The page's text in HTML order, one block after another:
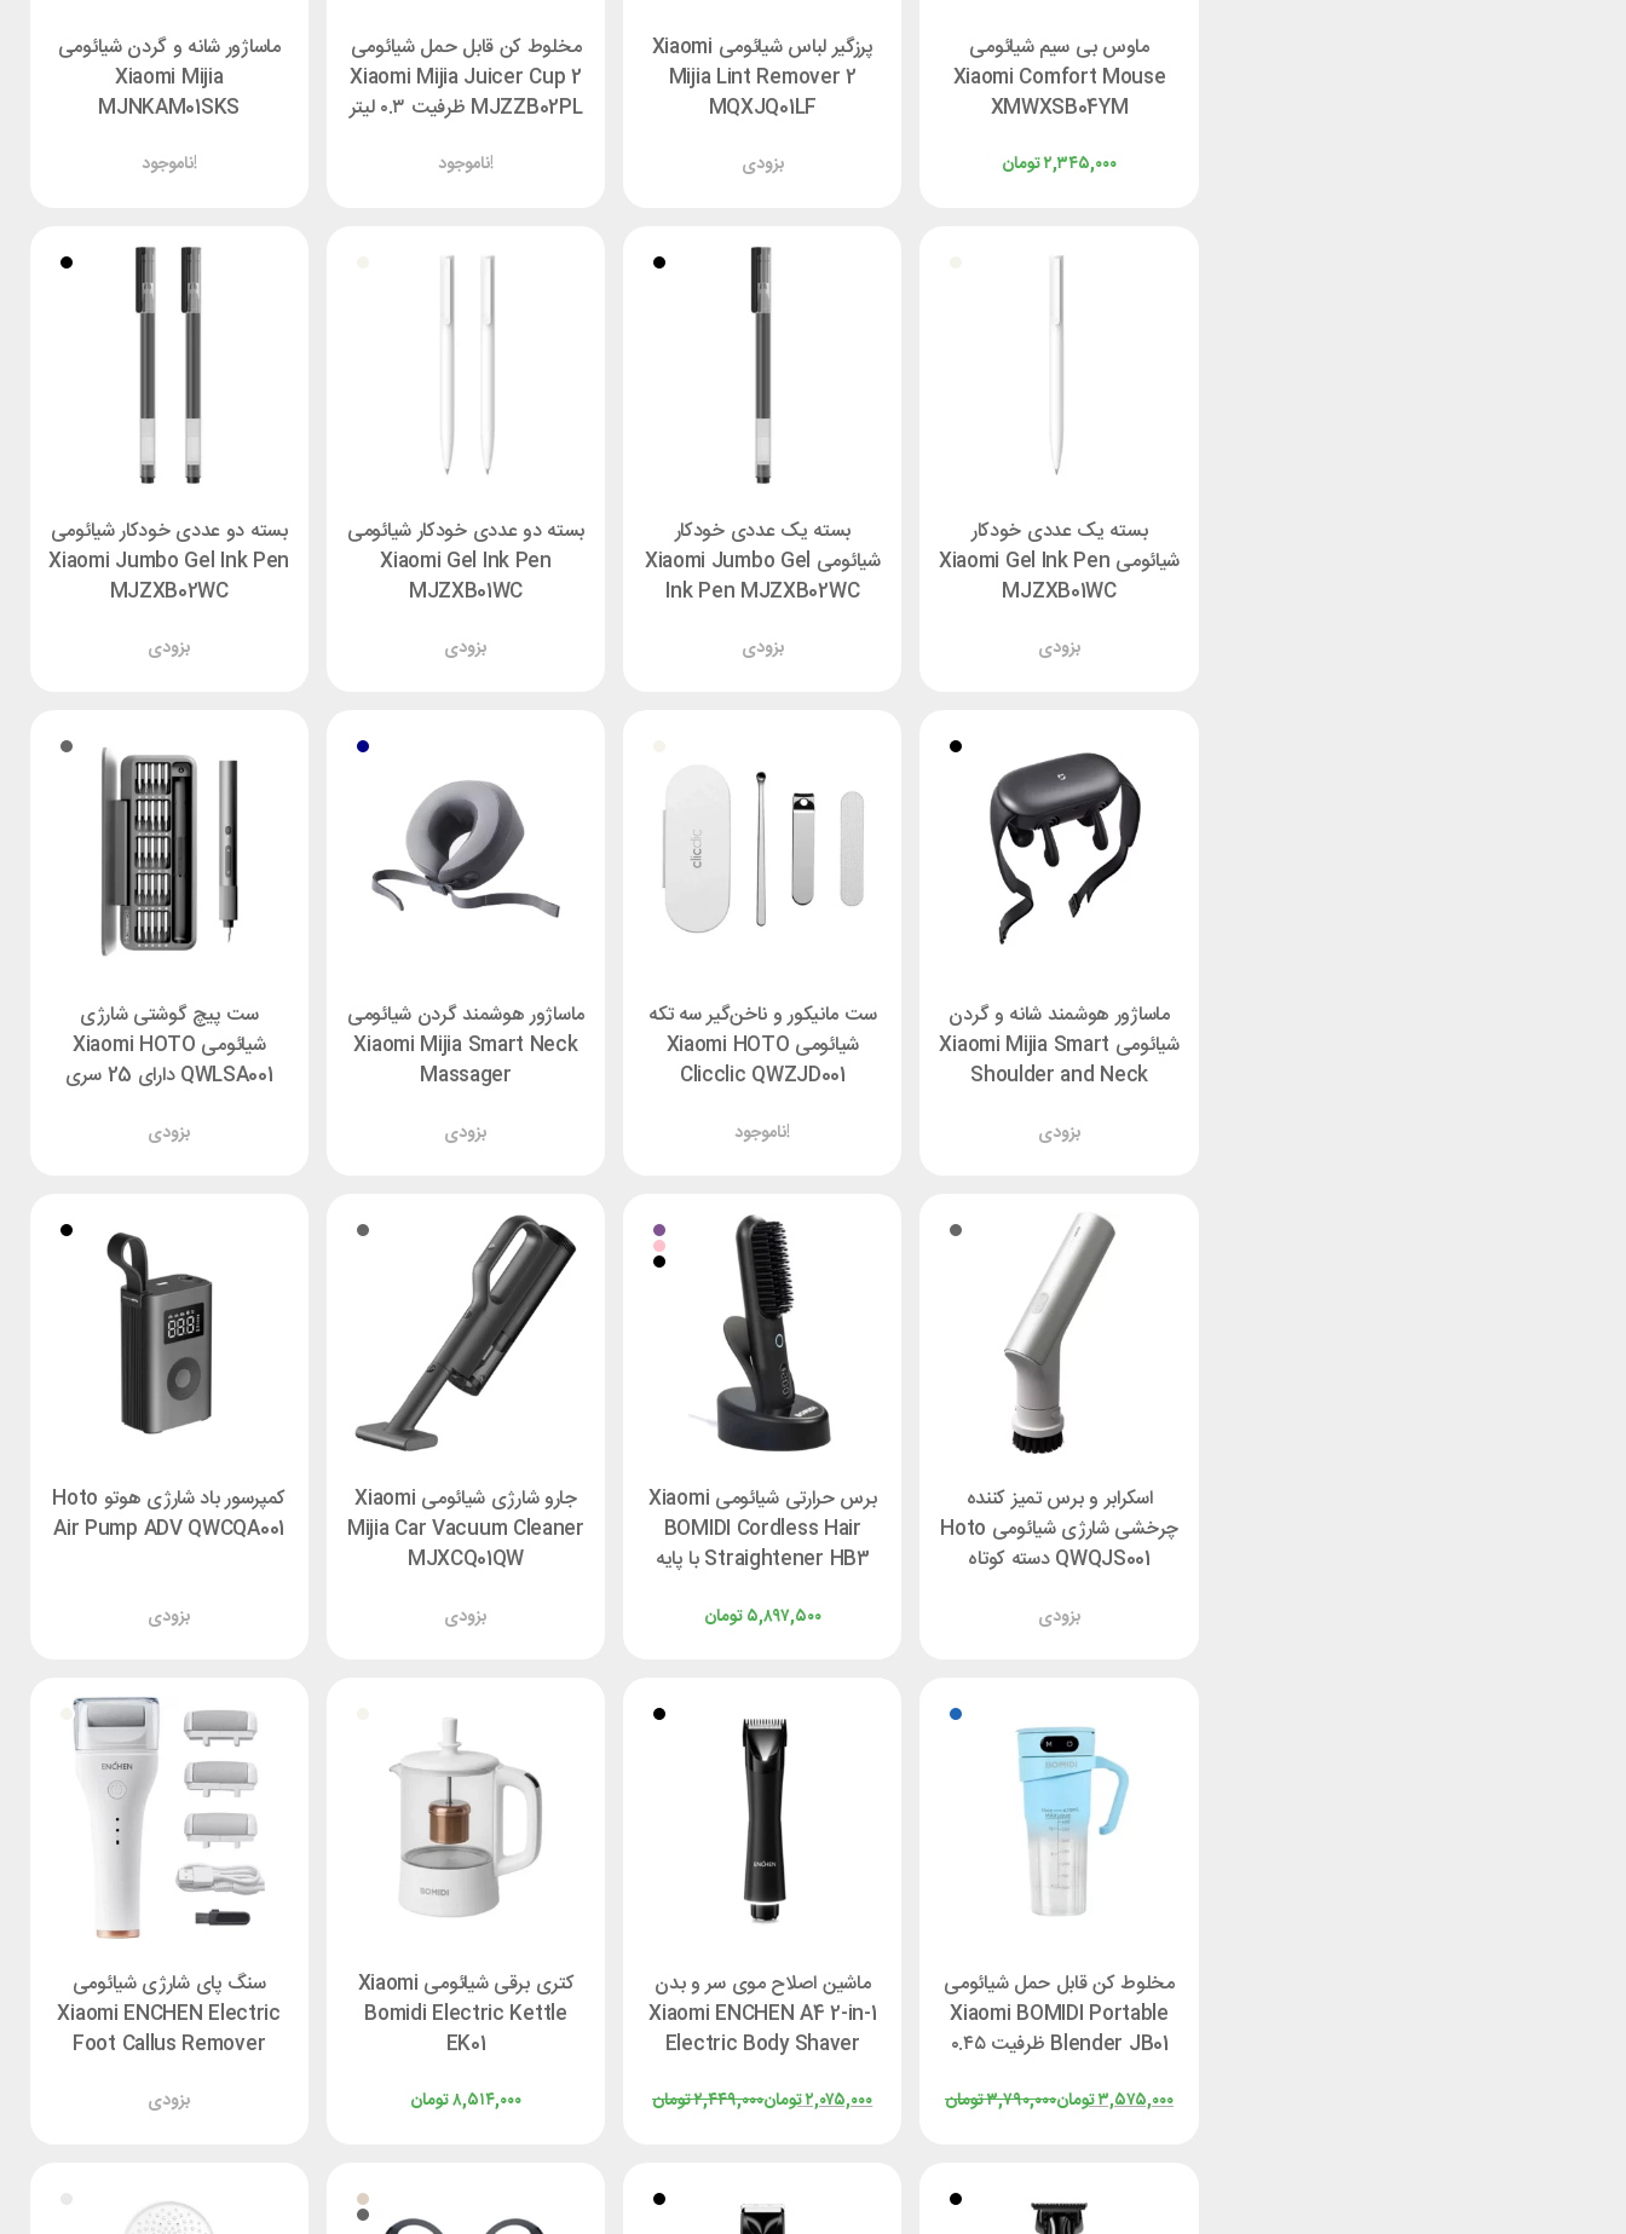
ماوس بی‌ سیم شیائومی
Xiaomi Comfort Mouse
XMWXSB04YM
تومان۲,۳۴۵,۰۰۰
پرزگیر لباس شیائومی Xiaomi
Mijia Lint Remover 2
MQXJQ01LF
بزودی
مخلوط کن قابل حمل شیائومی
Xiaomi Mijia Juicer Cup 2
MJZZB02PL ظرفیت ۰.۳ لیتر
ناموجود!
ماساژور شانه و گردن شیائومی
Xiaomi Mijia
MJNKAM01SKS
ناموجود!
بسته یک عددی خودکار
شیائومی Xiaomi Gel Ink Pen
MJZXB01WC
بزودی
بسته یک عددی خودکار
شیائومی Xiaomi Jumbo Gel
Ink Pen MJZXB02WC
بزودی
بسته دو عددی خودکار شیائومی
Xiaomi Gel Ink Pen
MJZXB01WC
بزودی
بسته دو عددی خودکار شیائومی
Xiaomi Jumbo Gel Ink Pen
MJZXB02WC
بزودی
ماساژور هوشمند شانه و گردن
شیائومی Xiaomi Mijia Smart
Shoulder and Neck
بزودی
ست مانیکور و ناخن‌گیر سه تکه
شیائومی Xiaomi HOTO
Clicclic QWZJD001
ناموجود!
ماساژور هوشمند گردن شیائومی
Xiaomi Mijia Smart Neck
Massager
بزودی
ست پیچ گوشتی شارژی
شیائومی Xiaomi HOTO
QWLSA001 دارای 25 سری
بزودی
اسکرابر و برس تمیز کننده
چرخشی شارژی شیائومی Hoto
QWQJS001 دسته کوتاه
بزودی
برس حرارتی شیائومی Xiaomi
BOMIDI Cordless Hair
Straightener HB3 با پایه
تومان۵,۸۹۷,۵۰۰
جارو شارژی شیائومی Xiaomi
Mijia Car Vacuum Cleaner
MJXCQ01QW
بزودی
کمپرسور باد شارژی هوتو Hoto
Air Pump ADV QWCQA001
بزودی
مخلوط کن قابل حمل شیائومی
Xiaomi BOMIDI Portable
Blender JB01 ظرفیت ۰.۴۵
تومان۳,۷۹۰,۰۰۰تومان۳,۵۷۵,۰۰۰
ماشین اصلاح موی سر و بدن
Xiaomi ENCHEN A4 2-in-1
Electric Body Shaver
تومان۲,۴۴۹,۰۰۰تومان۲,۰۷۵,۰۰۰
کتری برقی شیائومی Xiaomi
Bomidi Electric Kettle
EK01
تومان۸,۵۱۴,۰۰۰
سنگ پای شارژی شیائومی
Xiaomi ENCHEN Electric
Foot Callus Remover
بزودی